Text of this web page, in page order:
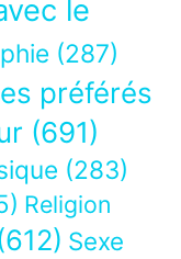
le
(287)
préférés
(691)
(283)
Religion
Sexe